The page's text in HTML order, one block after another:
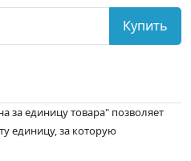
Купить
за единицу товара" позволяет
единицу, за которую